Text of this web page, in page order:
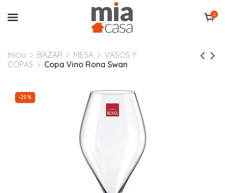
0
Inicio BAZAR MESA
VASOS Y
COPAS
Copa Vino Rona Swan
-25%